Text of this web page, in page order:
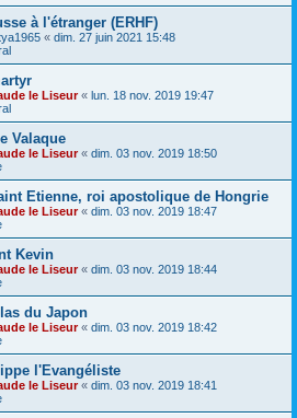
à l'étranger (ERHF)
« dim. 27 juin 2021 15:48
le Liseur« lun. 18 nov. 2019 19:47
Valaque
le Liseur« dim. 03 nov. 2019 18:50
Etienne, roi apostolique de Hongrie
le Liseur« dim. 03 nov. 2019 18:47
Kevin
le Liseur« dim. 03 nov. 2019 18:44
du Japon
le Liseur« dim. 03 nov. 2019 18:42
l'Evangéliste
le Liseur« dim. 03 nov. 2019 18:41